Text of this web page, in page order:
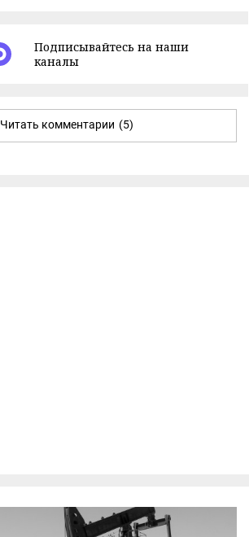
Подписывайтесь на наши
каналы
Читать комментарии (5)